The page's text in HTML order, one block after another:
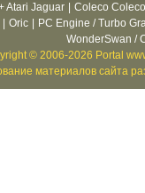
Atari Jaguar
Coleco
Oric
PC Engine / Turbo
WonderSwan /
© 2006-2026 Portal
материалов сайта